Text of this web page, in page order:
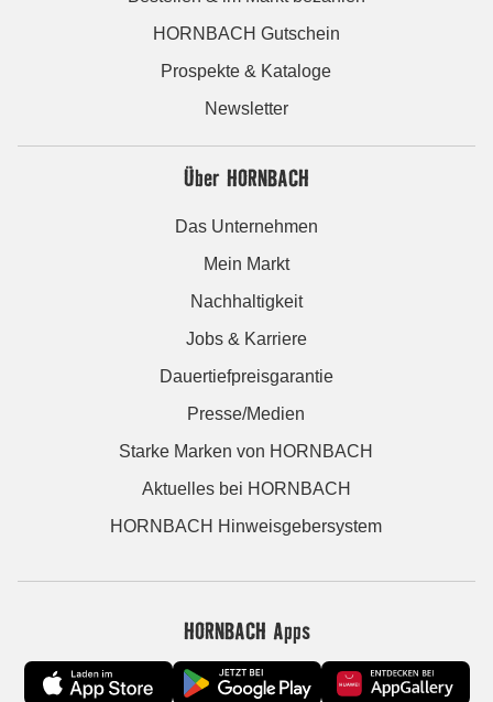
HORNBACH Gutschein
Prospekte & Kataloge
Newsletter
Über HORNBACH
Das Unternehmen
Mein Markt
Nachhaltigkeit
Jobs & Karriere
Dauertiefpreisgarantie
Presse/Medien
Starke Marken von HORNBACH
Aktuelles bei HORNBACH
HORNBACH Hinweisgebersystem
HORNBACH Apps